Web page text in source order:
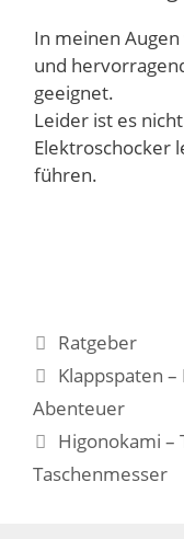
In meinen
und
geeignet.
Leider ist es
Elektroschocker
führen.
Kategorien
Ratgeber
Klappspaten
Abenteuer
Higonokami –
Taschenmesser